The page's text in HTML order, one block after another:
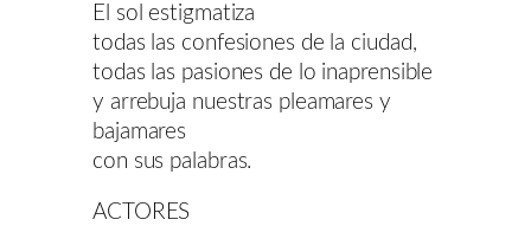
El sol estigmatiza
todas las confesiones de la ciudad,
todas las pasiones de lo inaprensible
y arrebuja nuestras pleamares y
bajamares
con sus palabras.
ACTORES